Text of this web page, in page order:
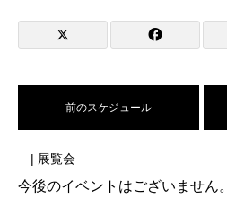
前のスケジュール
| 展覧会
今後のイベントはございません。